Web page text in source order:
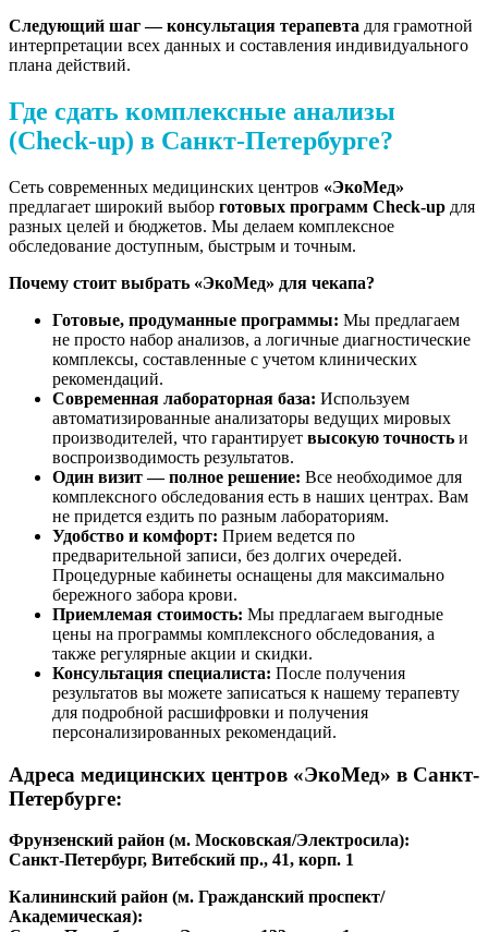
Следующий шаг — консультация терапевта для грамотной
интерпретации всех данных и составления индивидуального
плана действий.
Где сдать комплексные анализы
(Check-up) в Санкт-Петербурге?
Сеть современных медицинских центров «ЭкоМед»
предлагает широкий выбор готовых программ Check-up для
разных целей и бюджетов. Мы делаем комплексное
обследование доступным, быстрым и точным.
Почему стоит выбрать «ЭкоМед» для чекапа?
Готовые, продуманные программы: Мы предлагаем
не просто набор анализов, а логичные диагностические
комплексы, составленные с учетом клинических
рекомендаций.
Современная лабораторная база: Используем
автоматизированные анализаторы ведущих мировых
производителей, что гарантирует высокую точность и
воспроизводимость результатов.
Один визит — полное решение: Все необходимое для
комплексного обследования есть в наших центрах. Вам
не придется ездить по разным лабораториям.
Удобство и комфорт: Прием ведется по
предварительной записи, без долгих очередей.
Процедурные кабинеты оснащены для максимально
бережного забора крови.
Приемлемая стоимость: Мы предлагаем выгодные
цены на программы комплексного обследования, а
также регулярные акции и скидки.
Консультация специалиста: После получения
результатов вы можете записаться к нашему терапевту
для подробной расшифровки и получения
персонализированных рекомендаций.
Адреса медицинских центров «ЭкоМед» в Санкт-
Петербурге:
Фрунзенский район (м. Московская/Электросила):
Санкт-Петербург, Витебский пр., 41, корп. 1
Калининский район (м. Гражданский проспект/
Академическая):